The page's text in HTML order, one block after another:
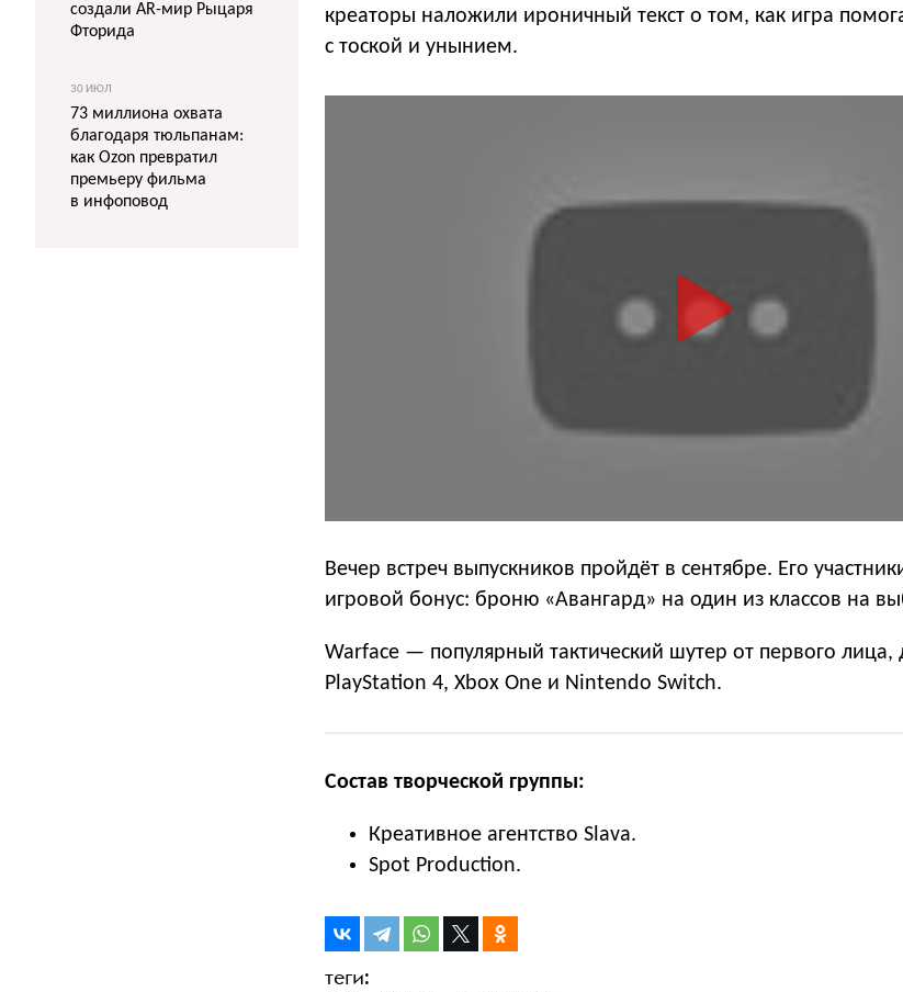
креаторы наложили ироничный текст о том, как игра
с тоской и унынием.
Вечер встреч выпускников пройдёт в сентябре. Его
игровой бонус: броню «Авангард» на один из классов на
Warface — популярный тактический шутер от первого лица,
PlayStation 4, Xbox One и Nintendo Switch.
Состав творческой группы:
Креативное агентство Slava.
Spot Production.
создали AR-мир Рыцаря
Фторида
30 ИЮЛ
73 миллиона охвата
благодаря тюльпанам:
как Ozon превратил
премьеру фильма
в инфоповод